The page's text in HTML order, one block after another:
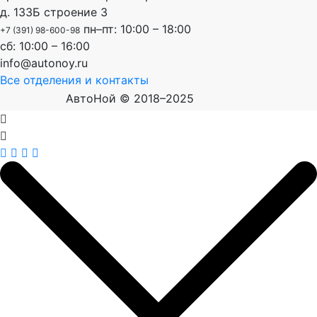
д. 133Б строение 3
+7 (391) 98-600-98 пн–пт: 10:00 – 18:00
сб: 10:00 – 16:00
info@autonoy.ru
Все отделения и контакты
АвтоНой © 2018–2025